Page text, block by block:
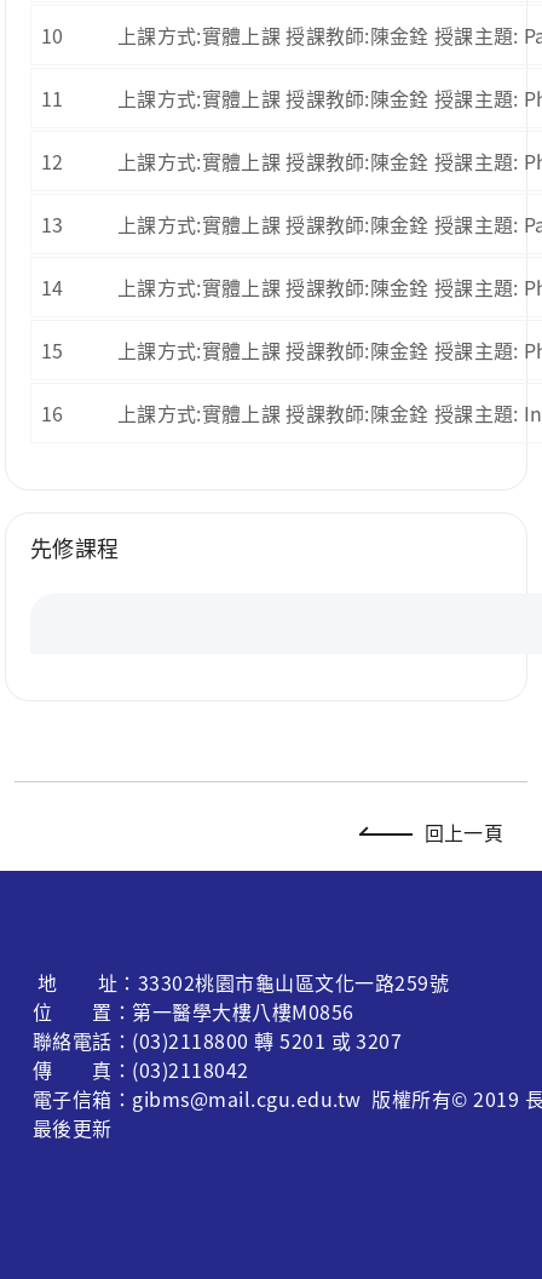
10 上課方式:實體上課 授課教師:陳金銓 授課主題:
11 上課方式:實體上課 授課教師:陳金銓 授課主
12 上課方式:實體上課 授課教師:陳金銓 授課主
13 上課方式:實體上課 授課教師:陳金銓 授課主題:
14 上課方式:實體上課 授課教師:陳金銓 授課主題
15 上課方式:實體上課 授課教師:陳金銓 授課主
16 上課方式:實體上課 授課教師:陳金銓 授課主題
先修課程
回上一頁
地 址：33302桃園市龜山區文化一路259號
位 置：第一醫學大樓八樓M0856
聯絡電話：(03)2118800 轉 5201 或 3207
傳 真：(03)2118042
電子信箱：gibms@mail.cgu.edu.tw 版權所有© 2019
最後更新